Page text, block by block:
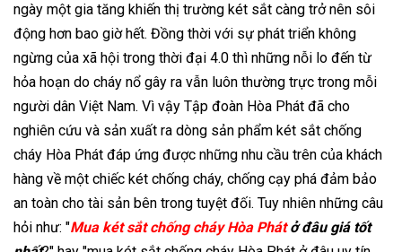
ngày một gia tăng khiến thị trường két sắt càng trở nên sôi
động hơn bao giờ hết. Đồng thời với sự phát triển không
ngừng của xã hội trong thời đại 4.0 thì những nỗi lo đến từ
hỏa hoạn do cháy nổ gây ra vẫn luôn thường trực trong mỗi
người dân Việt Nam. Vì vậy Tập đoàn Hòa Phát đã cho
nghiên cứu và sản xuất ra dòng sản phẩm két sắt chống
cháy Hòa Phát đáp ứng được những nhu cầu trên của khách
hàng về một chiếc két chống cháy, chống cạy phá đảm bảo
an toàn cho tài sản bên trong tuyệt đối. Tuy nhiên những câu
hỏi như: "Mua két sắt chống cháy Hòa Phátở đâu giá tốt